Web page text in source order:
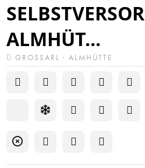
ALMHÜT...
GROSSARL · ALMHÜTTE